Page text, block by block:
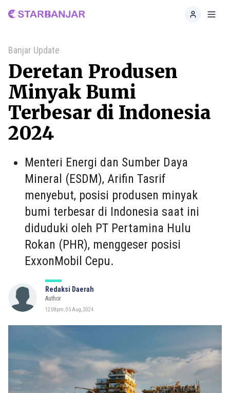
Home
Banjar Update
Deretan Produsen
Minyak Bumi
Terbesar di Indonesia
2024
Menteri Energi dan Sumber Daya
Mineral (ESDM), Arifin Tasrif
menyebut, posisi produsen minyak
bumi terbesar di Indonesia saat ini
diduduki oleh PT Pertamina Hulu
Rokan (PHR), menggeser posisi
ExxonMobil Cepu.
Redaksi Daerah
Author
12:08pm, 05 Aug, 2024